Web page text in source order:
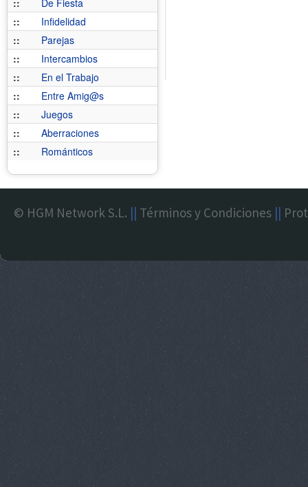
::
De Fiesta
::
Infidelidad
::
Parejas
::
Intercambios
::
En el Trabajo
::
Entre Amig@s
::
Juegos
::
Aberraciones
::
Románticos
© HGM Network S.L. || Términos y Condiciones ||